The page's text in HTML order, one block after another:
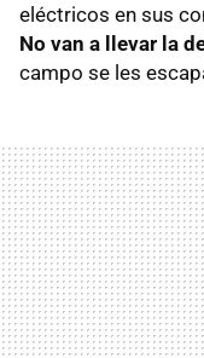
eléctricos en sus
No van a llevar la
campo se les